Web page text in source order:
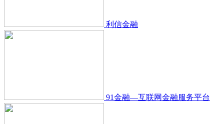
利信金融
91金融—互联网金融服务平台